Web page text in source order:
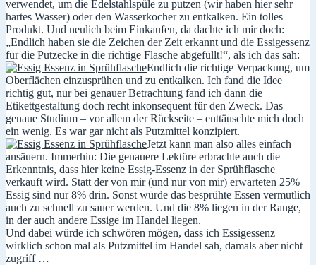
verwendet, um die Edelstahlspüle zu putzen (wir haben hier sehr
hartes Wasser) oder den Wasserkocher zu entkalken. Ein tolles
Produkt. Und neulich beim Einkaufen, da dachte ich mir doch:
„Endlich haben sie die Zeichen der Zeit erkannt und die Essigessenz
für die Putzecke in die richtige Flasche abgefüllt!“, als ich das sah:
Endlich die richtige Verpackung, um
Oberflächen einzusprühen und zu entkalken. Ich fand die Idee
richtig gut, nur bei genauer Betrachtung fand ich dann die
Etikettgestaltung doch recht inkonsequent für den Zweck. Das
genaue Studium – vor allem der Rückseite – enttäuschte mich doch
ein wenig. Es war gar nicht als Putzmittel konzipiert.
Jetzt kann man also alles einfach
ansäuern. Immerhin: Die genauere Lektüre erbrachte auch die
Erkenntnis, dass hier keine Essig-Essenz in der Sprühflasche
verkauft wird. Statt der von mir (und nur von mir) erwarteten 25%
Essig sind nur 8% drin. Sonst würde das besprühte Essen vermutlich
auch zu schnell zu sauer werden. Und die 8% liegen in der Range,
in der auch andere Essige im Handel liegen.
Und dabei würde ich schwören mögen, dass ich Essigessenz
wirklich schon mal als Putzmittel im Handel sah, damals aber nicht
zugriff …